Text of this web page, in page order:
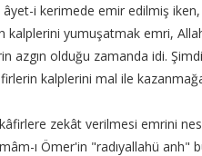
i kerimede emir edilmiş
kalplerini yumuşatmak emri,
azgın olduğu zamanda idi.
kalplerini mal ile
zekât verilmesi emrini
ı Ömer'in "radıyallahü anh"